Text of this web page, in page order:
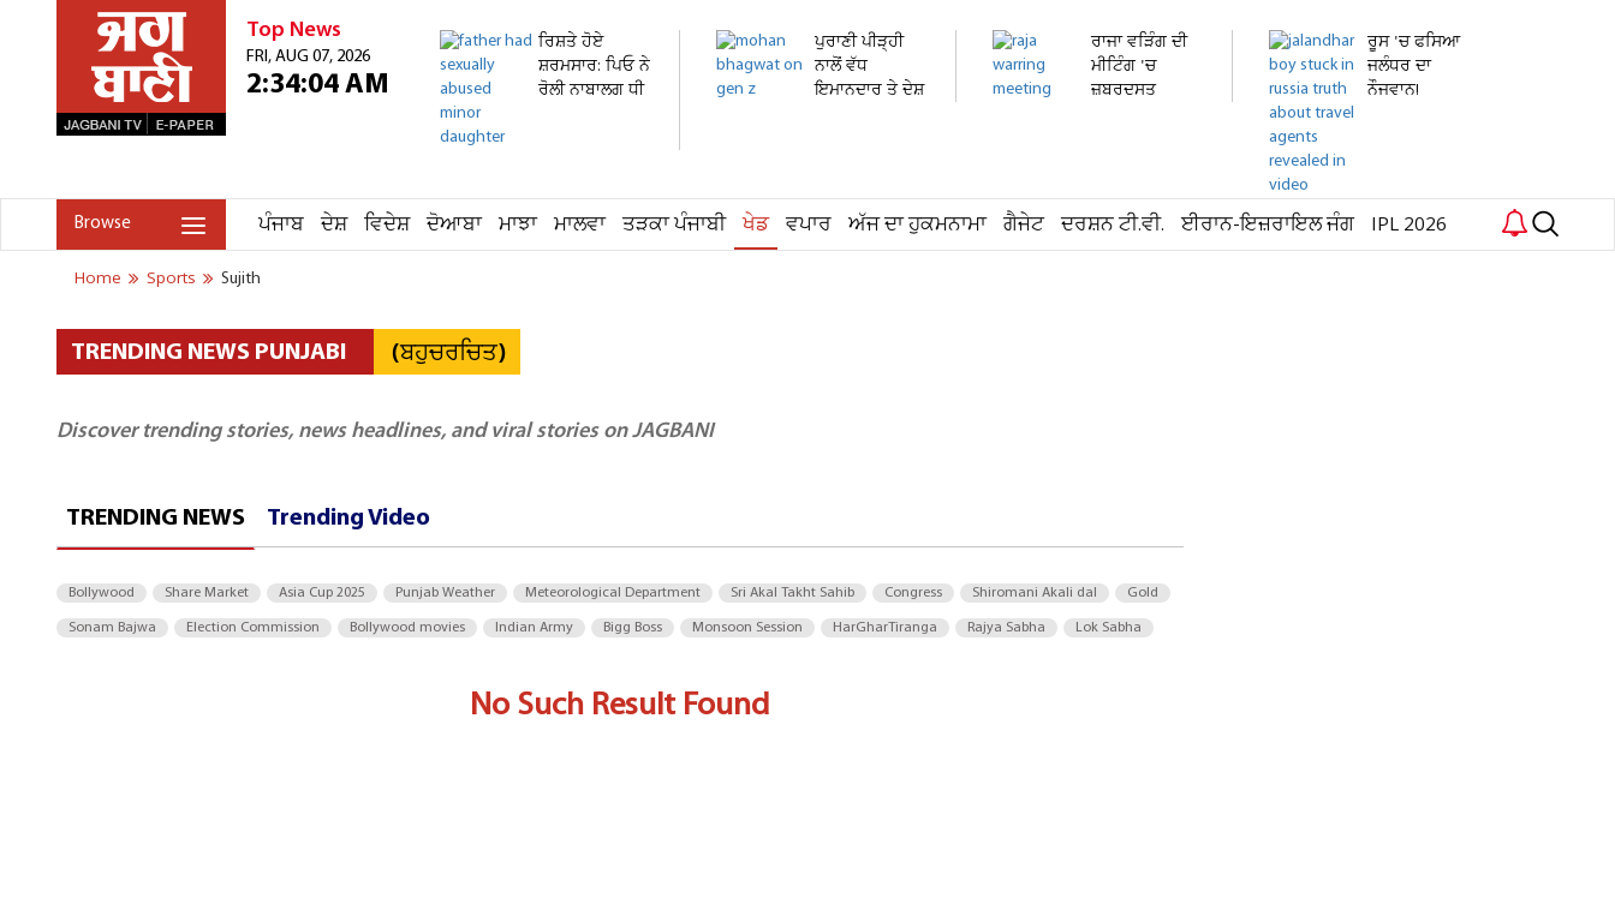
Top News
FRI, AUG 07, 2026
2:34:04 AM
ਰਿਸ਼ਤੇ ਹੋਏ
ਸ਼ਰਮਸਾਰ: ਪਿਓ ਨੇ
ਰੋਲੀ ਨਾਬਾਲਗ ਧੀ
ਪੁਰਾਣੀ ਪੀੜ੍ਹੀ
ਨਾਲੋਂ ਵੱਧ
ਇਮਾਨਦਾਰ ਤੇ ਦੇਸ਼
ਰਾਜਾ ਵੜਿੰਗ ਦੀ
ਮੀਟਿੰਗ 'ਚ
ਜ਼ਬਰਦਸਤ
ਰੂਸ 'ਚ ਫਸਿਆ
ਜਲੰਧਰ ਦਾ
ਨੌਜਵਾਨ!
Browse ਪੰਜਾਬ ਦੇਸ਼ ਵਿਦੇਸ਼ ਦੋਆਬਾ ਮਾਝਾ ਮਾਲਵਾ ਤੜਕਾ ਪੰਜਾਬੀ ਖੇਡ ਵਪਾਰ ਅੱਜ ਦਾ ਹੁਕਮਨਾਮਾ ਗੈਜੇਟ ਦਰਸ਼ਨ ਟੀ.ਵੀ. ਈਰਾਨ-ਇਜ਼ਰਾਇਲ ਜੰਗ IPL 2026
Home Sports Sujith
TRENDING NEWS PUNJABI (ਬਹੁਚਰਚਿਤ)
Discover trending stories, news headlines, and viral stories on JAGBANI
TRENDING NEWS Trending Video
Bollywood Share Market Asia Cup 2025 Punjab Weather Meteorological Department Sri Akal Takht Sahib Congress Shiromani Akali dal Gold
Sonam Bajwa Election Commission Bollywood movies Indian Army Bigg Boss Monsoon Session HarGharTiranga Rajya Sabha Lok Sabha
No Such Result Found